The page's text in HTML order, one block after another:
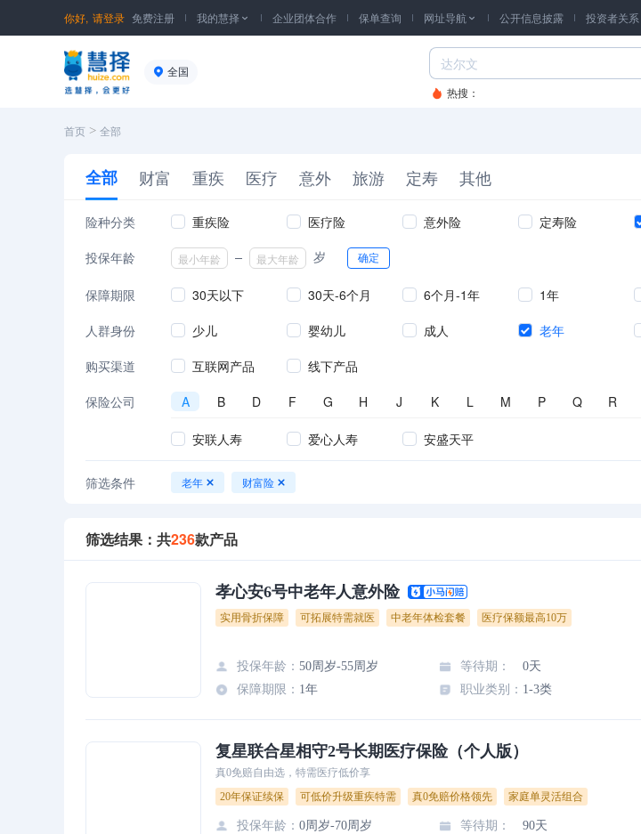
你好, 请登录 免费注册 我的慧择  企业团体合作 保单查询 网址导航  公开信息披露 投资者关
全国
热搜：
首页 > 全部
全部 财富 重疾 医疗 意外 旅游 定寿 其他
险种分类 重疾险 医疗险 意外险 定寿险
投保年龄
岁 确定
保障期限 30天以下 30天-6个月 6个月-1年 1年
人群身份
少儿 婴幼儿 成人 老年
购买渠道
互联网产品
线下产品
保险公司
A B D F G H J K L M P Q R
安联人寿 爱心人寿 安盛天平
筛选条件 老年 财富险
筛选结果：共236款产品
孝心安6号中老年人意外险
实用骨折保障 可拓展特需就医 中老年体检套餐 医疗保额最高10万
投保年龄 ： 50周岁-55周岁 等待期 ：
0天
保障期限 ： 1年 职业类别 ： 1-3类
复星联合星相守2号长期医疗保险（个人版）
真0免赔自由选，特需医疗低价享
20年保证续保
可低价升级重疾特需 真0免赔价格领先 家庭单灵活组合
投保年龄 ： 0周岁-70周岁 等待期 ：
90天